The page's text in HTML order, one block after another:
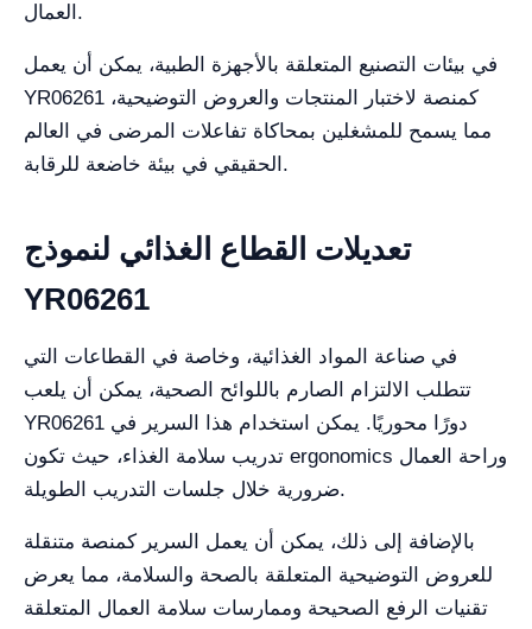
العمال.
في بيئات التصنيع المتعلقة بالأجهزة الطبية، يمكن أن يعمل
YR06261 كمنصة لاختبار المنتجات والعروض التوضيحية،
مما يسمح للمشغلين بمحاكاة تفاعلات المرضى في العالم
الحقيقي في بيئة خاضعة للرقابة.
تعديلات القطاع الغذائي لنموذج
YR06261
في صناعة المواد الغذائية، وخاصة في القطاعات التي
تتطلب الالتزام الصارم باللوائح الصحية، يمكن أن يلعب
YR06261 دورًا محوريًا. يمكن استخدام هذا السرير في
تدريب سلامة الغذاء، حيث تكون ergonomics وراحة العمال
ضرورية خلال جلسات التدريب الطويلة.
بالإضافة إلى ذلك، يمكن أن يعمل السرير كمنصة متنقلة
للعروض التوضيحية المتعلقة بالصحة والسلامة، مما يعرض
تقنيات الرفع الصحيحة وممارسات سلامة العمال المتعلقة